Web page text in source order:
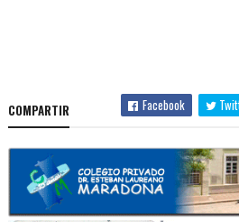
COMPARTIR Facebook